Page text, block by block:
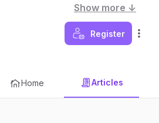
Show more ↓
Register
Home Articles